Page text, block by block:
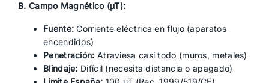
B. Campo Magnético (µT):
Fuente: Corriente eléctrica en flujo (aparatos
encendidos)
Penetración: Atraviesa casi todo (muros, metales)
Blindaje: Difícil (necesita distancia o apagado)